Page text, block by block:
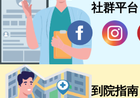
社群平台
到院指南